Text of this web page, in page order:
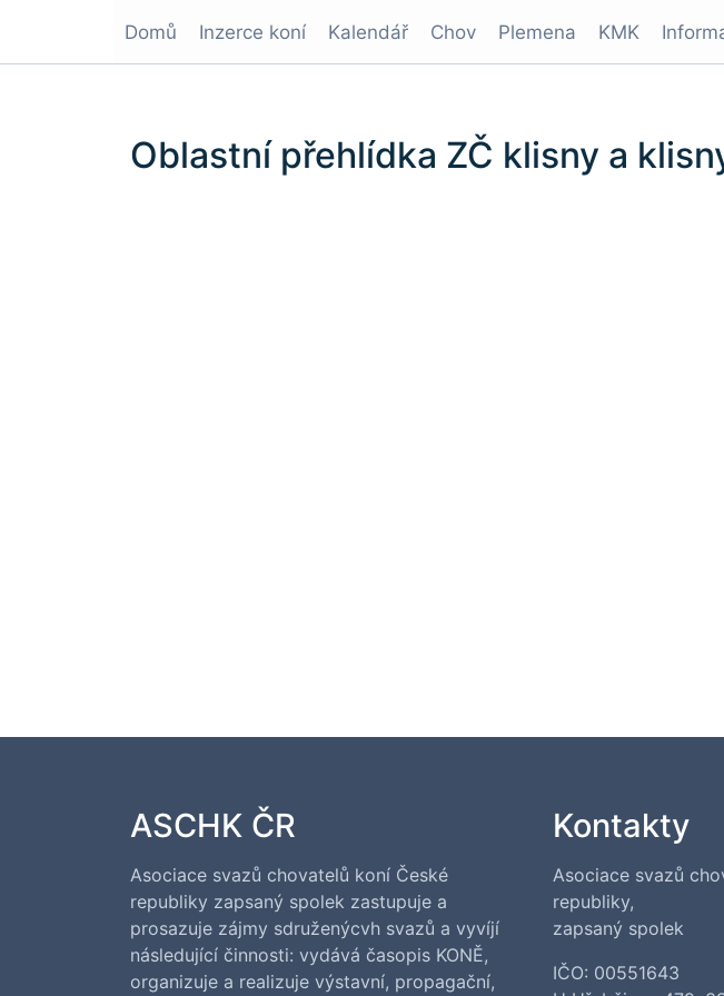
Domů Inzerce koní Kalendář Chov Plemena KMK
Oblastní přehlídka ZČ klisny a
ASCHK ČR
Asociace svazů chovatelů koní České
republiky zapsaný spolek zastupuje a
prosazuje zájmy sdruženýcvh svazů a vyvíjí
následující činnosti: vydává časopis KONĚ,
organizuje a realizuje výstavní, propagační,
Kontakty
Asociace svazů
republiky,
zapsaný spolek
IČO: 00551643